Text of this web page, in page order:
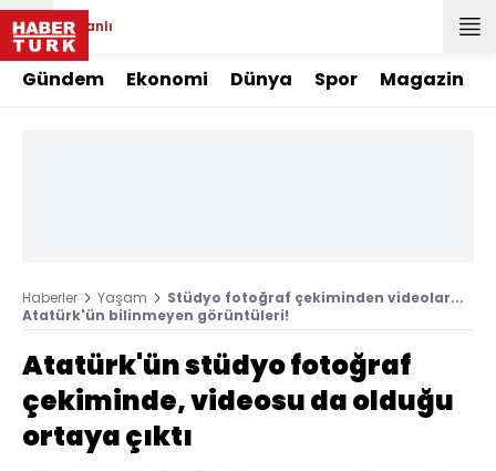
Canlı
Gündem Ekonomi Dünya Spor Magazin
Haberler Yaşam
Stüdyo fotoğraf çekiminden videolar...
Atatürk'ün bilinmeyen görüntüleri!
Atatürk'ün stüdyo fotoğraf
çekiminde, videosu da olduğu
ortaya çıktı